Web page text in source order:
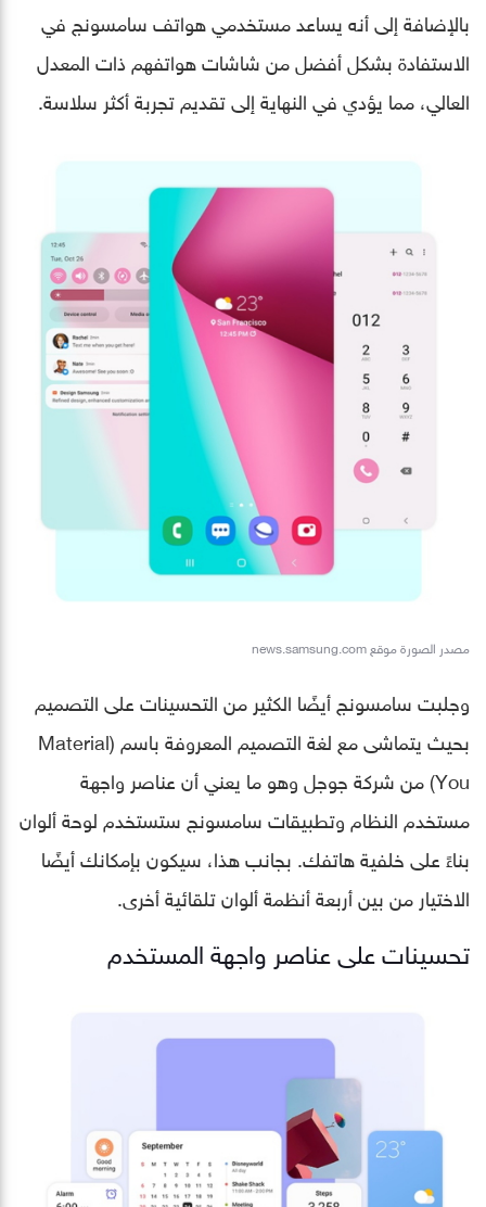
بالإضافة إلى أنه يساعد مستخدمي هواتف سامسونج في
الاستفادة بشكل أفضل من شاشات هواتفهم ذات المعدل
العالي، مما يؤدي في النهاية إلى تقديم تجربة أكثر سلاسة.
مصدر الصورة موقع news.samsung.com
وجلبت سامسونج أيضًا الكثير من التحسينات على التصميم
بحيث يتماشى مع لغة التصميم المعروفة باسم (Material
You) من شركة جوجل وهو ما يعني أن عناصر واجهة
مستخدم النظام وتطبيقات سامسونج ستستخدم لوحة ألوان
بناءً على خلفية هاتفك. بجانب هذا، سيكون بإمكانك أيضًا
الاختيار من بين أربعة أنظمة ألوان تلقائية أخرى.
تحسينات على عناصر واجهة المستخدم